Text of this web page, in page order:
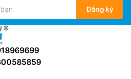
Đăng ký